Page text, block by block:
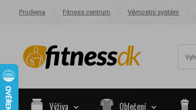
Prodejna Fitness centrum Věrnostní systém
Výživa Oblečení